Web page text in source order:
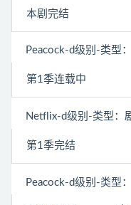
本剧完结
Peacock-d级别-类型
第1季连载中
Netflix-d级别-类型：
第1季完结
Peacock-d级别-类型